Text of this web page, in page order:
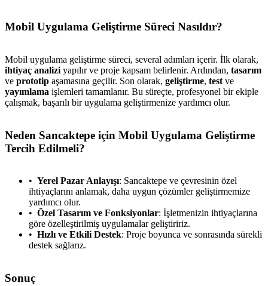
Mobil Uygulama Geliştirme Süreci Nasıldır?
Mobil uygulama geliştirme süreci, several adımları içerir. İlk olarak,
ihtiyaç analizi yapılır ve proje kapsam belirlenir. Ardından, tasarım
ve prototip aşamasına geçilir. Son olarak, geliştirme, test ve
yayımlama işlemleri tamamlanır. Bu süreçte, profesyonel bir ekiple
çalışmak, başarılı bir uygulama geliştirmenize yardımcı olur.
Neden Sancaktepe için Mobil Uygulama Geliştirme
Tercih Edilmeli?
Yerel Pazar Anlayışı: Sancaktepe ve çevresinin özel
ihtiyaçlarını anlamak, daha uygun çözümler geliştirmemize
yardımcı olur.
Özel Tasarım ve Fonksiyonlar: İşletmenizin ihtiyaçlarına
göre özelleştirilmiş uygulamalar geliştiririz.
Hızlı ve Etkili Destek: Proje boyunca ve sonrasında sürekli
destek sağlarız.
Sonuç